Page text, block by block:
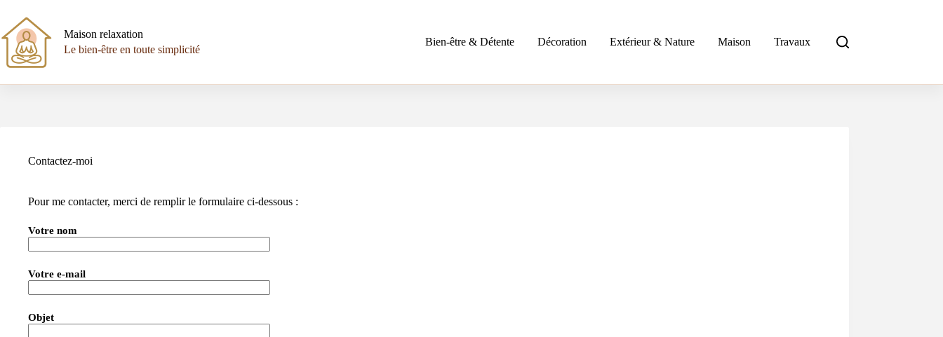
contenu
Maison relaxation
Le bien-être en toute simplicité
Bien-être & Détente Décoration Extérieur & Nature Maison Travaux
Contactez-moi
Pour me contacter, merci de remplir le formulaire ci-dessous :
Votre nom
Votre e-mail
Objet